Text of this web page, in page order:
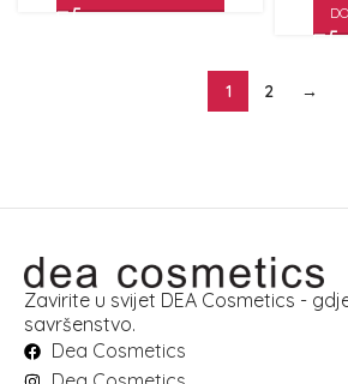
1 2 →
Zavirite u svijet DEA Cosmetics -
savršenstvo.
Dea Cosmetics